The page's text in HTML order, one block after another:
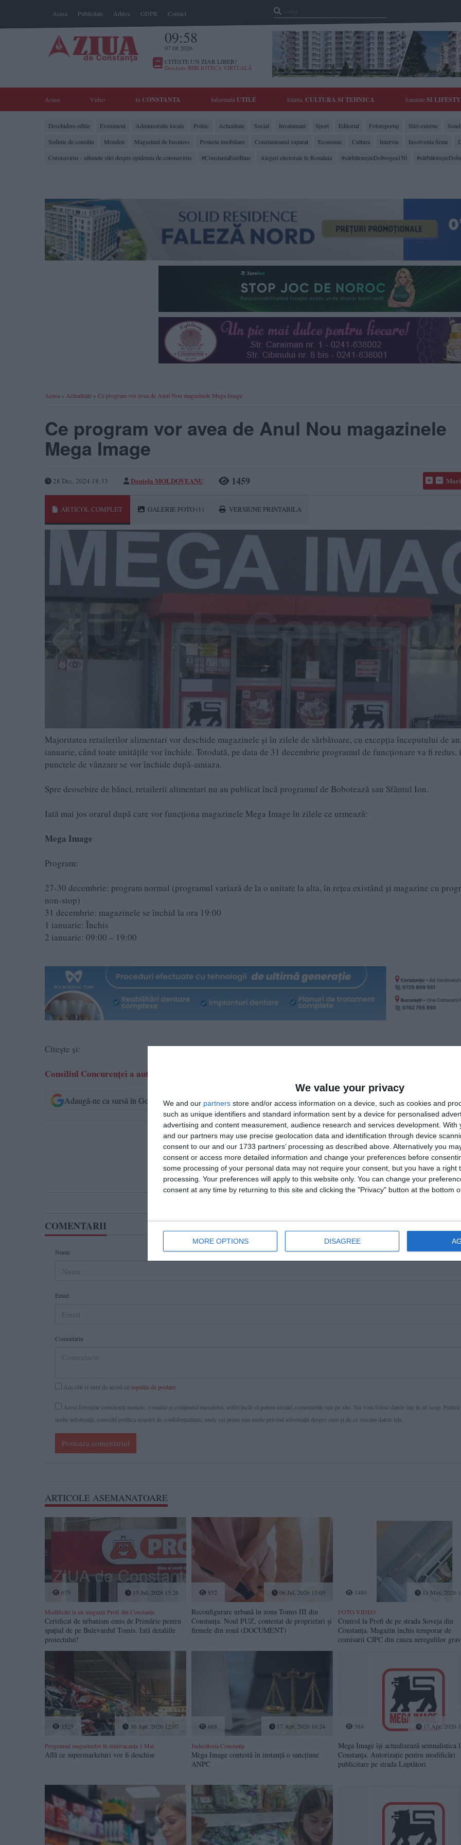
We value your privacy
We and our partners store and/or access information on a device, such as cookies and
such as unique identifiers and standard information sent by a device for personalised
advertising and content measurement, audience research and services development. With
and our partners may use precise geolocation data and identification through device
consent to our and our 1733 partners’ processing as described above. Alternatively you
consent or access more detailed information and change your preferences before
some processing of your personal data may not require your consent, but you have a right
processing. Your preferences will apply to this website only. You can change your
consent at any time by returning to this site and clicking the "Privacy" button at the bottom
MORE OPTIONS DISAGREE
Acasa Publicitate Arhiva GDPR Contact
09:58
07 08 2026
CITESTE UN ZIAR LIBER!
Deschide BIBLIOTECA VIRTUALĂ
Acasa Video In CONSTANTA Informatii UTILE Stiinta, CULTURA SI TEHNICA SanatateSI
Deschidere editie Eveniment Administratie locala Politic Actualitate Social Invatamant Sport Editorial Fotoreportaj Stiri externe
Sedinte de consiliu
Monden Magazinul de business Proiecte imobiliare Constanteanul suparat Economic Cultura Interviu Insolventa firme
Coronavirus - ultimele stiri despre epidemia de coronavirus
#ConstantaEsteBine Alegeri electorale în România #sărbătoreşteDobrogea150
Acasa » Actualitate » Ce program vor avea de Anul Nou magazinele Mega Image
Ce program vor avea de Anul Nou magazinele
Mega Image
28 Dec, 2024 18:33 Daniela MOLDOVEANU 1459
ARTICOL COMPLET GALERIE FOTO (1) VERSIUNE PRINTABILA
Majoritatea retailerilor alimentari vor deschide magazinele și în zilele de sărbătoare, cu excepția începutului de
ianuarie, când toate unitățile vor închide. Totodată, pe data de 31 decembrie programul de funcționare va fi redus,
punctele de vânzare se vor închide după-amiaza.
Spre deosebire de bănci, retailerii alimentari nu au publicat încă programul de Bobotează sau Sfântul Ion.
Iată mai jos orarul după care vor funcționa magazinele Mega Image în zilele ce urmează:
Mega Image
Program:
27-30 decembrie: program normal (programul variază de la o unitate la alta, în rețea existând și magazine cu
non-stop)
31 decembrie: magazinele se închid la ora 19:00
1 ianuarie: Închis
2 ianuarie: 09:00 – 19:00
Citește și:
Consiliul Concurenței a autorizat cu condiții tranzacția prin care Mega Image preia Profi
Adaugă-ne ca sursă în Google Urmărește-ne pe Google News Urmărește-ne pe Whatsapp
Ti-a placut articolul?
COMENTARII
Nume
Email
Comentariu
Am citit si sunt de acord cu regulile de postare
Acest formular colectează numele, e-mailul şi conținutul mesajului, astfel încât să putem urmări comentariile tale pe site. Nu vom folosi datele tale în alt scop. Pentru
multe informaţii, consultă politica noastră de confidenţialitate, unde vei primi mai multe privind informaţii despre cum și de ce stocăm datele tale.
Posteaza comentariul
ARTICOLE ASEMANATOARE
675 15 Jul, 2026 15:26
Modificări la un magazin Profi din Constanța
Certificat de urbanism emis de Primărie pentru
spațiul de pe Bulevardul Tomis. Iată detaliile
proiectului!
852 06 Jul, 2026 15:05
Reconfigurare urbană în zona Tomis III din
Constanța. Noul PUZ, contestat de proprietari și
firmele din zonă (DOCUMENT)
1480 11 May, 2026
FOTO-VIDEO
Control la Profi de pe strada Soveja din
Constanța. Magazin închis temporar de
comisarii CJPC din cauza neregulilor
1529 30 Apr, 2026 12:07
Programul magazinelor în minivacanța 1 Mai
Află ce supermarketuri vor fi deschise
668 17 Apr, 2026 16:24
Judecătoria Constanța
Mega Image contestă în instanță o sancțiune
ANPC
584 17 Apr, 2026
Mega Image își actualizează semnalistica
Constanța. Autorizație pentru modificări
publicitare pe strada Luptători